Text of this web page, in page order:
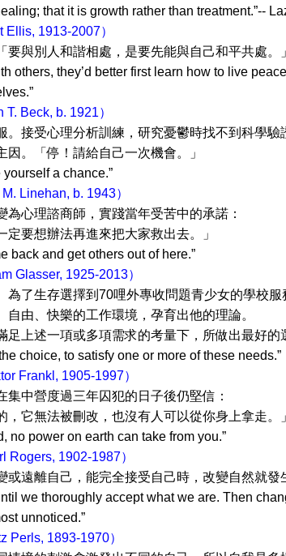
that it is growth rather than treatment.”--
1913-2007）
諧相處，是要先能與自己和平共處。」
others, they’d better first learn how to live
T. Beck, b. 1921）
分析訓練，研究憂鬱時找不到科學驗
給自己一次機會。」
Linehan, b. 1943）
實踐當年受苦中的承諾：
來把大家救出去。」
get others out of here.”
Glasser, 1925-2013）
擇到70哩外專收問題青少女的學校服
作環境，孕育出他的理論。
項或多項需求的考量下，所做出最好的選
choice, to satisfy one or more of these needs.”
Frankl, 1905-1997）
犯的日子後仍堅信：
，也沒有人可以從你身上拿走。」
earth can take from you.”
Rogers, 1902-1987）
能完全接受自己時，改變自然就發生
we thoroughly accept what we are. Then
unnoticed.”
Perls, 1893-1970）